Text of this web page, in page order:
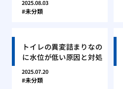
2025.08.03
未分類
トイレの異変詰まりなの
に水位が低い原因と対処
2025.07.20
未分類